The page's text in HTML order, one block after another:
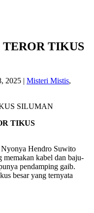
TEROR TIKUS
2025 | Misteri Mistis,
TIKUS
Nyonya Hendro Suwito
memakan kabel dan baju-
pendamping gaib.
besar yang ternyata